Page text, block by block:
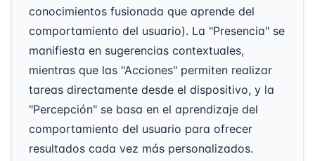
conocimientos fusionada que aprende del
comportamiento del usuario). La "Presencia" se
manifiesta en sugerencias contextuales,
mientras que las "Acciones" permiten realizar
tareas directamente desde el dispositivo, y la
"Percepción" se basa en el aprendizaje del
comportamiento del usuario para ofrecer
resultados cada vez más personalizados.